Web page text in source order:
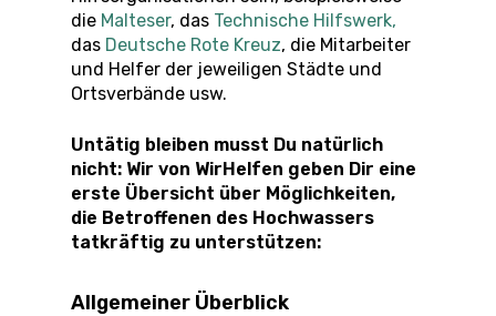
die Malteser, das Technische Hilfswerk,
das Deutsche Rote Kreuz, die Mitarbeiter
und Helfer der jeweiligen Städte und
Ortsverbände usw.
Untätig bleiben musst Du natürlich
nicht: Wir von WirHelfen geben Dir eine
erste Übersicht über Möglichkeiten,
die Betroffenen des Hochwassers
tatkräftig zu unterstützen:
Allgemeiner Überblick